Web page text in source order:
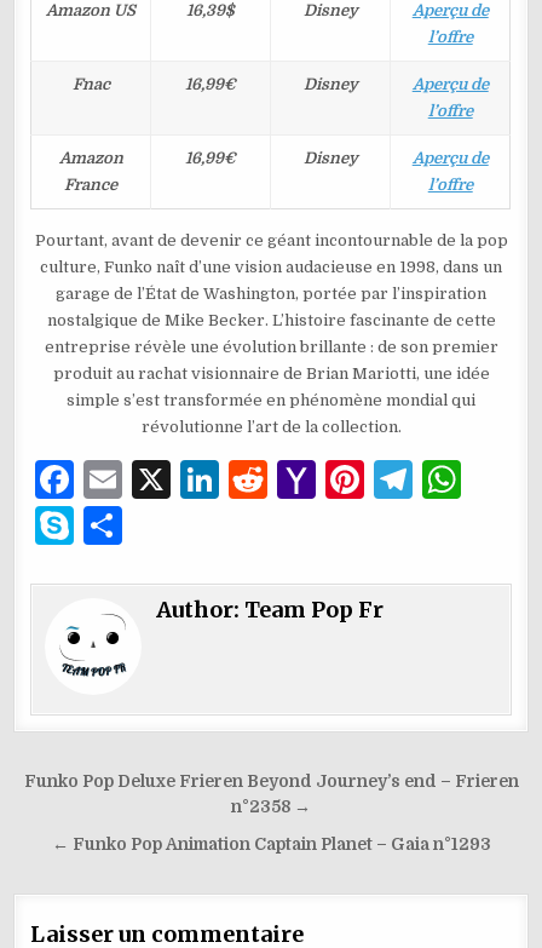
Amazon US 16,39$ Disney
Aperçu de
l’offre
Fnac 16,99€ Disney
Aperçu de
l’offre
Amazon
France
16,99€ Disney
Aperçu de
l’offre
Pourtant, avant de devenir ce géant incontournable de la pop
culture, Funko naît d’une vision audacieuse en 1998, dans un
garage de l’État de Washington, portée par l’inspiration
nostalgique de Mike Becker. L’histoire fascinante de cette
entreprise révèle une évolution brillante : de son premier
produit au rachat visionnaire de Brian Mariotti, une idée
simple s’est transformée en phénomène mondial qui
révolutionne l’art de la collection.
F
a
c
e
b
o
o
E
l
X
Li
e
R
di
Y
o
ai
Pi
re
T
g s
p
S
p
e
ta
g
er
Author: Team Pop Fr
Navigation
l’article
Funko Pop Deluxe Frieren Beyond Journey’s end – Frieren
n°2358 →
← Funko Pop Animation Captain Planet – Gaia n°1293
Laisser un commentaire